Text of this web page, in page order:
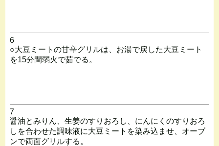
6
○大豆ミートの甘辛グリルは、お湯で戻した大豆ミート
を15分間弱火で茹でる。
7
醤油とみりん、生姜のすりおろし、にんにくのすりおろ
しを合わせた調味液に大豆ミートを染み込ませ、オーブ
ンで両面グリルする。